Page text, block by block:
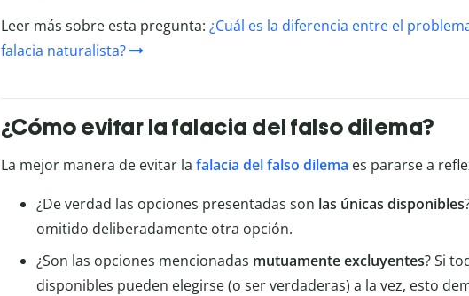
Leer más sobre esta pregunta: ¿Cuál es la diferencia entre el
falacia naturalista?
¿Cómo evitar la falacia del falso dilema?
La mejor manera de evitar la falacia del falso dilema es pararse a
¿De verdad las opciones presentadas son las únicas disponibles
omitido deliberadamente otra opción.
¿Son las opciones mencionadas mutuamente excluyentes? Si
disponibles pueden elegirse (o ser verdaderas) a la vez, esto